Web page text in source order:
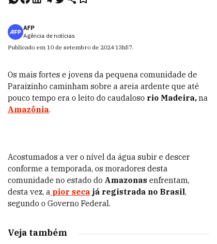
AFP
Agência de notícias
Publicado em 10 de setembro de 2024 13h57.
Os mais fortes e jovens da pequena comunidade de
Paraizinho caminham sobre a areia ardente que até
pouco tempo era o leito do caudaloso rio Madeira, na
Amazônia.
Acostumados a ver o nível da água subir e descer
conforme a temporada, os moradores desta
comunidade no estado do Amazonas enfrentam,
desta vez, a pior seca já registrada no Brasil,
segundo o Governo Federal.
Veja também